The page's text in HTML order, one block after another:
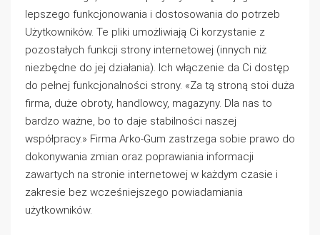
lepszego funkcjonowania i dostosowania do potrzeb
Użytkowników. Te pliki umożliwiają Ci korzystanie z
pozostałych funkcji strony internetowej (innych niż
niezbędne do jej działania). Ich włączenie da Ci dostęp
do pełnej funkcjonalności strony. «Za tą stroną stoi duża
firma, duże obroty, handlowcy, magazyny. Dla nas to
bardzo ważne, bo to daje stabilności naszej
współpracy.» Firma Arko-Gum zastrzega sobie prawo do
dokonywania zmian oraz poprawiania informacji
zawartych na stronie internetowej w każdym czasie i
zakresie bez wcześniejszego powiadamiania
użytkowników.